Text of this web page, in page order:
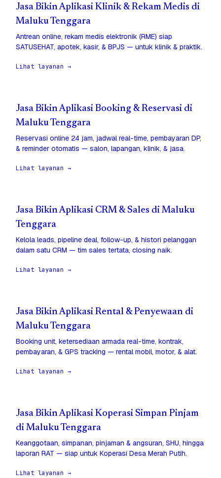
Jasa Bikin Aplikasi Klinik & Rekam Medis di
Maluku Tenggara
Antrean online, rekam medis elektronik (RME) siap
SATUSEHAT, apotek, kasir, & BPJS — untuk klinik & praktik.
Lihat layanan →
Jasa Bikin Aplikasi Booking & Reservasi di
Maluku Tenggara
Reservasi online 24 jam, jadwal real-time, pembayaran DP,
& reminder otomatis — salon, lapangan, klinik, & jasa.
Lihat layanan →
Jasa Bikin Aplikasi CRM & Sales di Maluku
Tenggara
Kelola leads, pipeline deal, follow-up, & histori pelanggan
dalam satu CRM — tim sales tertata, closing naik.
Lihat layanan →
Jasa Bikin Aplikasi Rental & Penyewaan di
Maluku Tenggara
Booking unit, ketersediaan armada real-time, kontrak,
pembayaran, & GPS tracking — rental mobil, motor, & alat.
Lihat layanan →
Jasa Bikin Aplikasi Koperasi Simpan Pinjam
di Maluku Tenggara
Keanggotaan, simpanan, pinjaman & angsuran, SHU, hingga
laporan RAT — siap untuk Koperasi Desa Merah Putih.
Lihat layanan →